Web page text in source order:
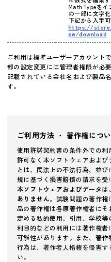
MathTypeをイ
の一部に文字
下記から入手
https://
pe/download
ご利用は標準ユーザーアカウント
部の設定変更には管理者権限が必要
記載されている会社名および製品
す。
ご利用方法 ・ 著作権につ
使用許諾契約書の条件外での利
許可なく本ソフトウェアおよ
とは、民法上の不法行為、並
規に基づく損害賠償の請求を受
本ソフトウェアおよびデータ
ありません。 試験問題の著作
品の著作権は各原著作権者に
定める私的使用、引用、学校
利目的などの利用には著作権
可能性があります。また、著
行為は、著作者人格権を侵害
い。